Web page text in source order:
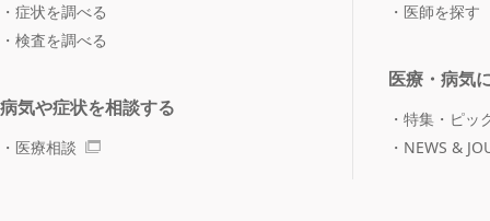
症状を調べる
検査を調べる
病気や症状を相談する
医療相談
医師を探す
医療・病気
特集・ピッ
NEWS &